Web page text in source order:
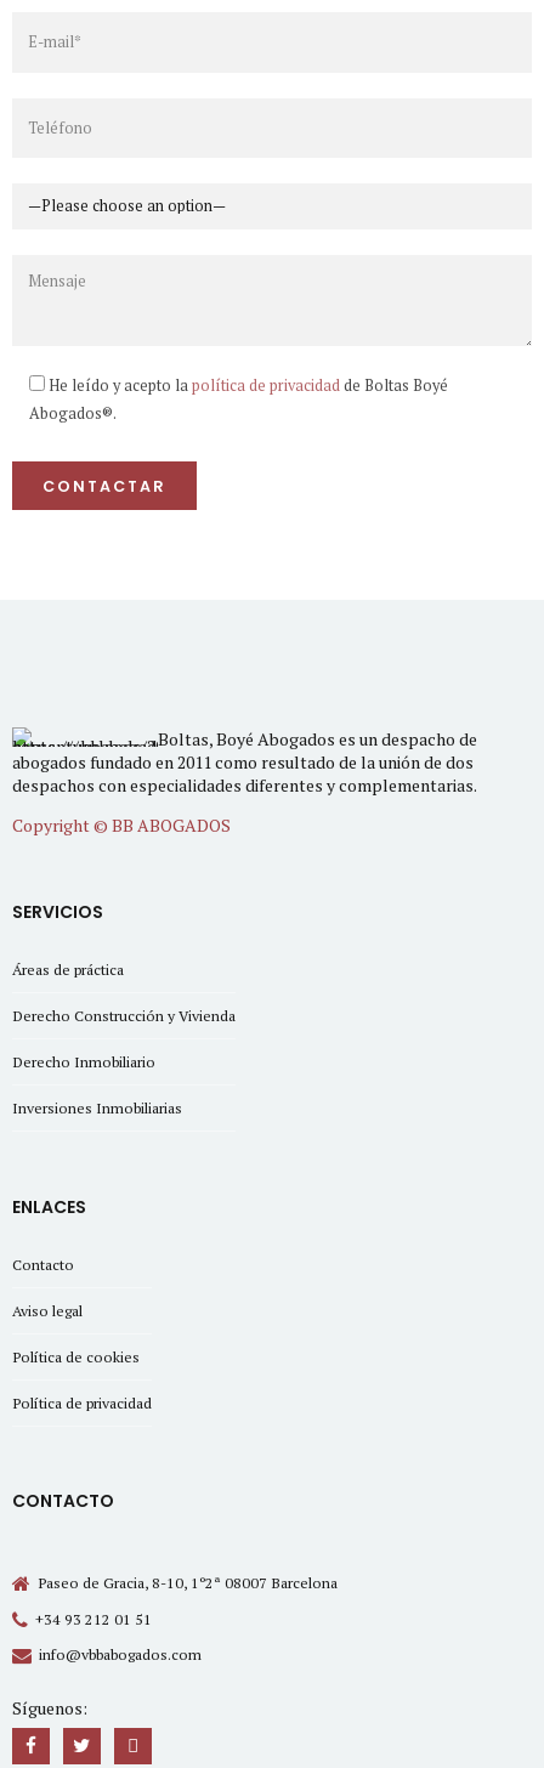
He leído y acepto lapolítica de privacidadde Boltas Boyé
Abogados®.
Boltas, Boyé Abogados es un despacho de
abogados fundado en 2011 como resultado de la unión de dos
despachos con especialidades diferentes y complementarias.
Copyright © BB ABOGADOS
SERVICIOS
Áreas de práctica
Derecho Construcción y Vivienda
Derecho Inmobiliario
Inversiones Inmobiliarias
ENLACES
Contacto
Aviso legal
Política de cookies
Política de privacidad
CONTACTO
Paseo de Gracia, 8-10, 1º2ª 08007 Barcelona
+34 93 212 01 51
info@vbbabogados.com
Síguenos: